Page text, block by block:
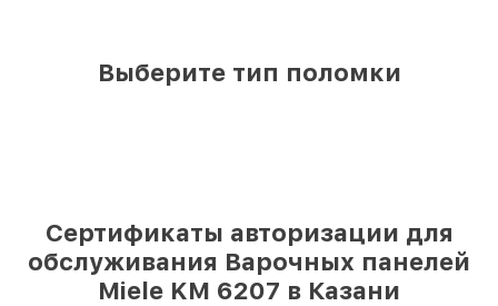
Выберите тип поломки
Сертификаты авторизации для
обслуживания Варочных панелей
Miele KM 6207 в Казани